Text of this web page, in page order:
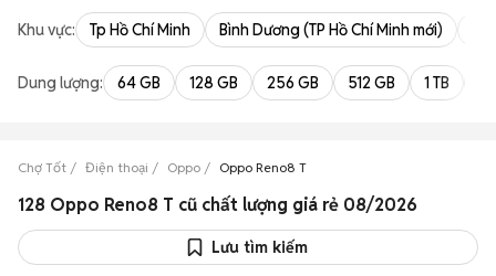
Khu vực: Tp Hồ Chí Minh Bình Dương (TP Hồ Chí Minh mới)
Dung lượng: 64 GB 128 GB 256 GB 512 GB 1 TB
Chợ Tốt Điện thoại Oppo Oppo Reno8 T
128 Oppo Reno8 T cũ chất lượng giá rẻ 08/2026
Lưu tìm kiếm